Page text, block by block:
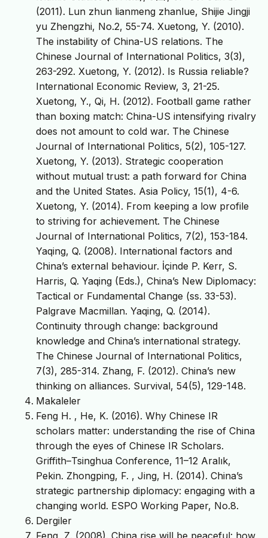
(2011). Lun zhun lianmeng zhanlue, Shijie Jingji
yu Zhengzhi, No.2, 55-74. Xuetong, Y. (2010).
The instability of China-US relations. The
Chinese Journal of International Politics, 3(3),
263-292. Xuetong, Y. (2012). Is Russia reliable?
International Economic Review, 3, 21-25.
Xuetong, Y., Qi, H. (2012). Football game rather
than boxing match: China-US intensifying rivalry
does not amount to cold war. The Chinese
Journal of International Politics, 5(2), 105-127.
Xuetong, Y. (2013). Strategic cooperation
without mutual trust: a path forward for China
and the United States. Asia Policy, 15(1), 4-6.
Xuetong, Y. (2014). From keeping a low profile
to striving for achievement. The Chinese
Journal of International Politics, 7(2), 153-184.
Yaqing, Q. (2008). International factors and
China’s external behaviour. İçinde P. Kerr, S.
Harris, Q. Yaqing (Eds.), China’s New Diplomacy:
Tactical or Fundamental Change (ss. 33-53).
Palgrave Macmillan. Yaqing, Q. (2014).
Continuity through change: background
knowledge and China’s international strategy.
The Chinese Journal of International Politics,
7(3), 285-314. Zhang, F. (2012). China’s new
thinking on alliances. Survival, 54(5), 129-148.
Makaleler
Feng H. , He, K. (2016). Why Chinese IR
scholars matter: understanding the rise of China
through the eyes of Chinese IR Scholars.
Griffith–Tsinghua Conference, 11–12 Aralık,
Pekin. Zhongping, F. , Jing, H. (2014). China’s
strategic partnership diplomacy: engaging with a
changing world. ESPO Working Paper, No.8.
Dergiler